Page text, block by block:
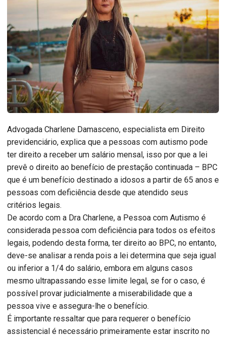
Advogada Charlene Damasceno, especialista em Direito
previdenciário, explica que a pessoas com autismo pode
ter direito a receber um salário mensal, isso por que a lei
prevê o direito ao benefício de prestação continuada – BPC
que é um benefício destinado a idosos a partir de 65 anos e
pessoas com deficiência desde que atendido seus
critérios legais.
De acordo com a Dra Charlene, a Pessoa com Autismo é
considerada pessoa com deficiência para todos os efeitos
legais, podendo desta forma, ter direito ao BPC, no entanto,
deve-se analisar a renda pois a lei determina que seja igual
ou inferior a 1/4 do salário, embora em alguns casos
mesmo ultrapassando esse limite legal, se for o caso, é
possível provar judicialmente a miserabilidade que a
pessoa vive e assegura-lhe o benefício.
É importante ressaltar que para requerer o benefício
assistencial é necessário primeiramente estar inscrito no